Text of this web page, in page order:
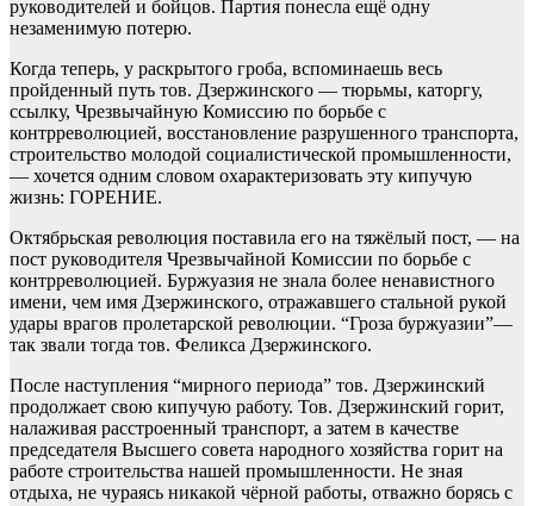
руководителей и бойцов. Партия понесла ещё одну
незаменимую потерю.
Когда теперь, у раскрытого гроба, вспоминаешь весь
пройденный путь тов. Дзержинского — тюрьмы, каторгу,
ссылку, Чрезвычайную Комиссию по борьбе с
контрреволюцией, восстановление разрушенного транспорта,
строительство молодой социалистической промышленности,
— хочется одним словом охарактеризовать эту кипучую
жизнь: ГОРЕНИЕ.
Октябрьская революция поставила его на тяжёлый пост, — на
пост руководителя Чрезвычайной Комиссии по борьбе с
контрреволюцией. Буржуазия не знала более ненавистного
имени, чем имя Дзержинского, отражавшего стальной рукой
удары врагов пролетарской революции. “Гроза буржуазии”—
так звали тогда тов. Феликса Дзержинского.
После наступления “мирного периода” тов. Дзержинский
продолжает свою кипучую работу. Тов. Дзержинский горит,
налаживая расстроенный транспорт, а затем в качестве
председателя Высшего совета народного хозяйства горит на
работе строительства нашей промышленности. Не зная
отдыха, не чураясь никакой чёрной работы, отважно борясь с